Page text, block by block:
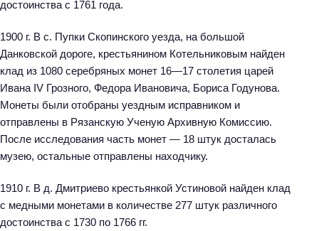
достоинства с 1761 года.
1900 г. В с. Пупки Скопинского уезда, на большой
Данковской дороге, крестьянином Котельниковым найден
клад из 1080 серебряных монет 16—17 столетия царей
Ивана IV Грозного, Федора Ивановича, Бориса Годунова.
Монеты были отобраны уездным исправником и
отправлены в Рязанскую Ученую Архивную Комиссию.
После исследования часть монет — 18 штук досталась
музею, остальные отправлены находчику.
1910 г. В д. Дмитриево крестьянкой Устиновой найден клад
с медными монетами в количестве 277 штук различного
достоинства с 1730 по 1766 гг.